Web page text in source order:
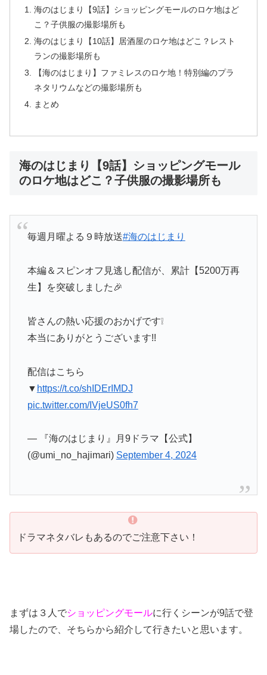
海のはじまり【9話】ショッピングモールのロケ地はど
こ？子供服の撮影場所も
海のはじまり【10話】居酒屋のロケ地はどこ？レスト
ランの撮影場所も
【海のはじまり】ファミレスのロケ地！特別編のプラ
ネタリウムなどの撮影場所も
まとめ
海のはじまり【9話】ショッピングモール
のロケ地はどこ？子供服の撮影場所も
毎週月曜よる９時放送#海のはじまり
本編＆スピンオフ見逃し配信が、累計【5200万再
生】を突破しました🎉
皆さんの熱い応援のおかげです❕
本当にありがとうございます!!
配信はこちら
▼ https://t.co/shIDErIMDJ
pic.twitter.com/IVjeUS0fh7
— 『海のはじまり』月9ドラマ【公式】
(@umi_no_hajimari) September 4, 2024
ドラマネタバレもあるのでご注意下さい！
まずは３人でショッピングモールに行くシーンが9話で登
場したので、そちらから紹介して行きたいと思います。